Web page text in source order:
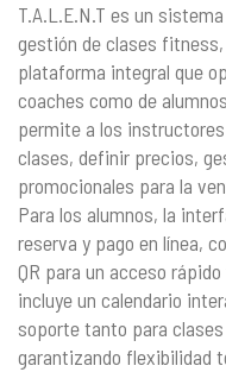
T.A.L.E.N.T es un
gestión de clases
plataforma integral que
coaches como de
permite a los
clases, definir precios,
promocionales para la
Para los alumnos, la
reserva y pago en línea,
QR para un acceso
incluye un calendario
soporte tanto para
garantizando flexibilidad